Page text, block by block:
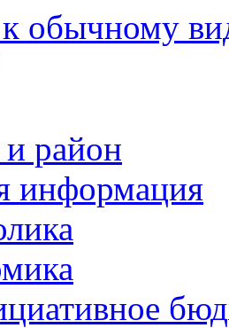
обычному
район
информация